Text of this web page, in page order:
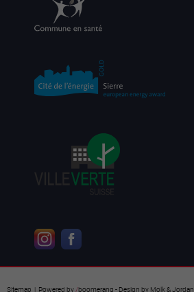
Sitemap | Powered by/boomerang - Design by Molk & Jordan